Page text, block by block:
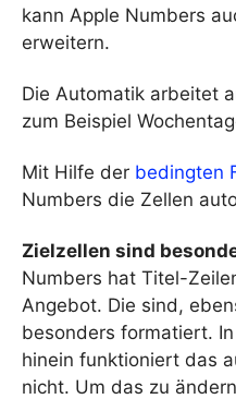
kann Apple Numbers
erweitern.
Die Automatik arbeitet
zum Beispiel
Mit Hilfe der bedingten
Numbers die Zellen
Zielzellen sind
Numbers hat Titel-
Angebot. Die sind,
besonders formatiert.
hinein funktioniert das
nicht. Um das zu